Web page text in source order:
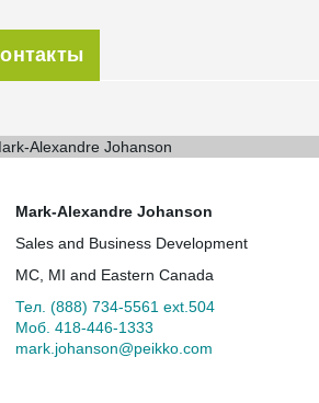
Mark-Alexandre Johanson
Sales and Business Development
MC, MI and Eastern Canada
Тел. (888) 734-5561 ext.504
Моб. 418-446-1333
mark.johanson@peikko.com